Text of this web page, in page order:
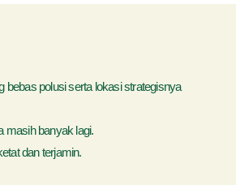
bebas polusi serta lokasi strategisnya
masih banyak lagi.
dan terjamin.